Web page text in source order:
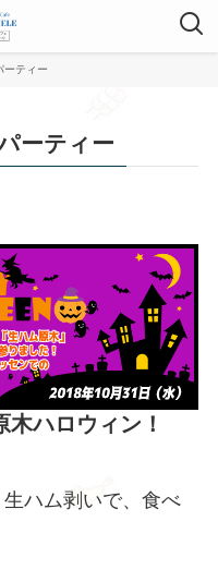
ーティー
ーティー
ハロウィン！
ハム剥いで、食べ